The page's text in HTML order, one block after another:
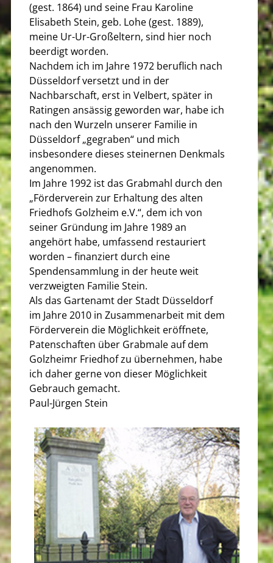
(gest. 1864) und seine Frau Karoline
Elisabeth Stein, geb. Lohe (gest. 1889),
meine Ur-Ur-Großeltern, sind hier noch
beerdigt worden.
Nachdem ich im Jahre 1972 beruflich nach
Düsseldorf versetzt und in der
Nachbarschaft, erst in Velbert, später in
Ratingen ansässig geworden war, habe ich
nach den Wurzeln unserer Familie in
Düsseldorf „gegraben“ und mich
insbesondere dieses steinernen Denkmals
angenommen.
Im Jahre 1992 ist das Grabmahl durch den
„Förderverein zur Erhaltung des alten
Friedhofs Golzheim e.V.“, dem ich von
seiner Gründung im Jahre 1989 an
angehört habe, umfassend restauriert
worden – finanziert durch eine
Spendensammlung in der heute weit
verzweigten Familie Stein.
Als das Gartenamt der Stadt Düsseldorf
im Jahre 2010 in Zusammenarbeit mit dem
Förderverein die Möglichkeit eröffnete,
Patenschaften über Grabmale auf dem
Golzheimr Friedhof zu übernehmen, habe
ich daher gerne von dieser Möglichkeit
Gebrauch gemacht.
Paul-Jürgen Stein